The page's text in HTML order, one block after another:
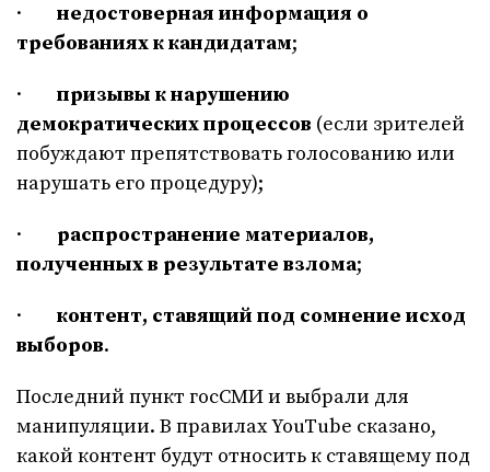
· недостоверная информация о
требованиях к кандидатам;
· призывы к нарушению
демократических процессов (если зрителей
побуждают препятствовать голосованию или
нарушать его процедуру);
· распространение материалов,
полученных в результате взлома;
· контент, ставящий под сомнение исход
выборов.
Последний пункт госСМИ и выбрали для
манипуляции. В правилах YouTube сказано,
какой контент будут относить к ставящему под